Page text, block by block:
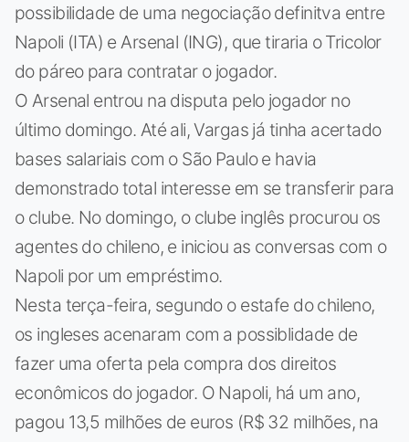
possibilidade de uma negociação definitva entre
Napoli (ITA) e Arsenal (ING), que tiraria o Tricolor
do páreo para contratar o jogador.
O Arsenal entrou na disputa pelo jogador no
último domingo. Até ali, Vargas já tinha acertado
bases salariais com o São Paulo e havia
demonstrado total interesse em se transferir para
o clube. No domingo, o clube inglês procurou os
agentes do chileno, e iniciou as conversas com o
Napoli por um empréstimo.
Nesta terça-feira, segundo o estafe do chileno,
os ingleses acenaram com a possiblidade de
fazer uma oferta pela compra dos direitos
econômicos do jogador. O Napoli, há um ano,
pagou 13,5 milhões de euros (R$ 32 milhões, na